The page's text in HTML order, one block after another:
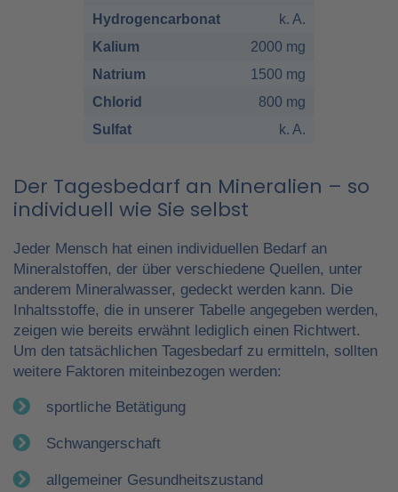
Hydrogencarbonat
k. A.
Kalium
2000 mg
Natrium
1500 mg
Chlorid
800 mg
Sulfat
k. A.
Der Tagesbedarf an Mineralien – so
individuell wie Sie selbst
Jeder Mensch hat einen individuellen Bedarf an
Mineralstoffen, der über verschiedene Quellen, unter
anderem Mineralwasser, gedeckt werden kann. Die
Inhaltsstoffe, die in unserer Tabelle angegeben werden,
zeigen wie bereits erwähnt lediglich einen Richtwert.
Um den tatsächlichen Tagesbedarf zu ermitteln, sollten
weitere Faktoren miteinbezogen werden:
sportliche Betätigung
Schwangerschaft
allgemeiner Gesundheitszustand